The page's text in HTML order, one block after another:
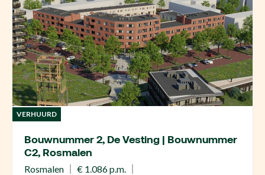
VERHUURD
Bouwnummer 2, De Vesting | Bouwnummer
C2, Rosmalen
Rosmalen € 1.086 p.m.